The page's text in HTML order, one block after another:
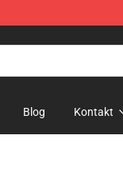
Blog Kontakt